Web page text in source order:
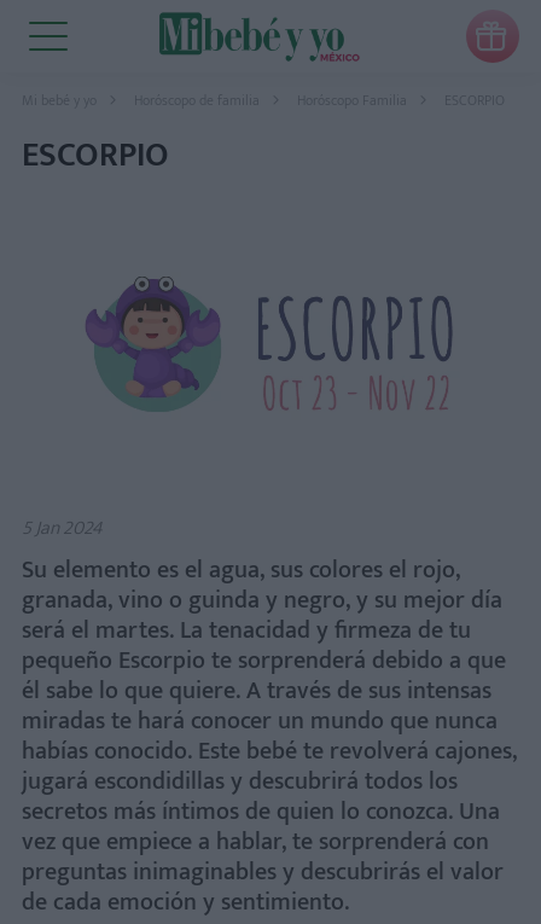

Mi bebé y yo Horóscopo de familia Horóscopo Familia ESCORPIO
ESCORPIO
5 Jan 2024
Su elemento es el agua, sus colores el rojo,
granada, vino o guinda y negro, y su mejor día
será el martes. La tenacidad y firmeza de tu
pequeño Escorpio te sorprenderá debido a que
él sabe lo que quiere. A través de sus intensas
miradas te hará conocer un mundo que nunca
habías conocido. Este bebé te revolverá cajones,
jugará escondidillas y descubrirá todos los
secretos más íntimos de quien lo conozca. Una
vez que empiece a hablar, te sorprenderá con
preguntas inimaginables y descubrirás el valor
de cada emoción y sentimiento.